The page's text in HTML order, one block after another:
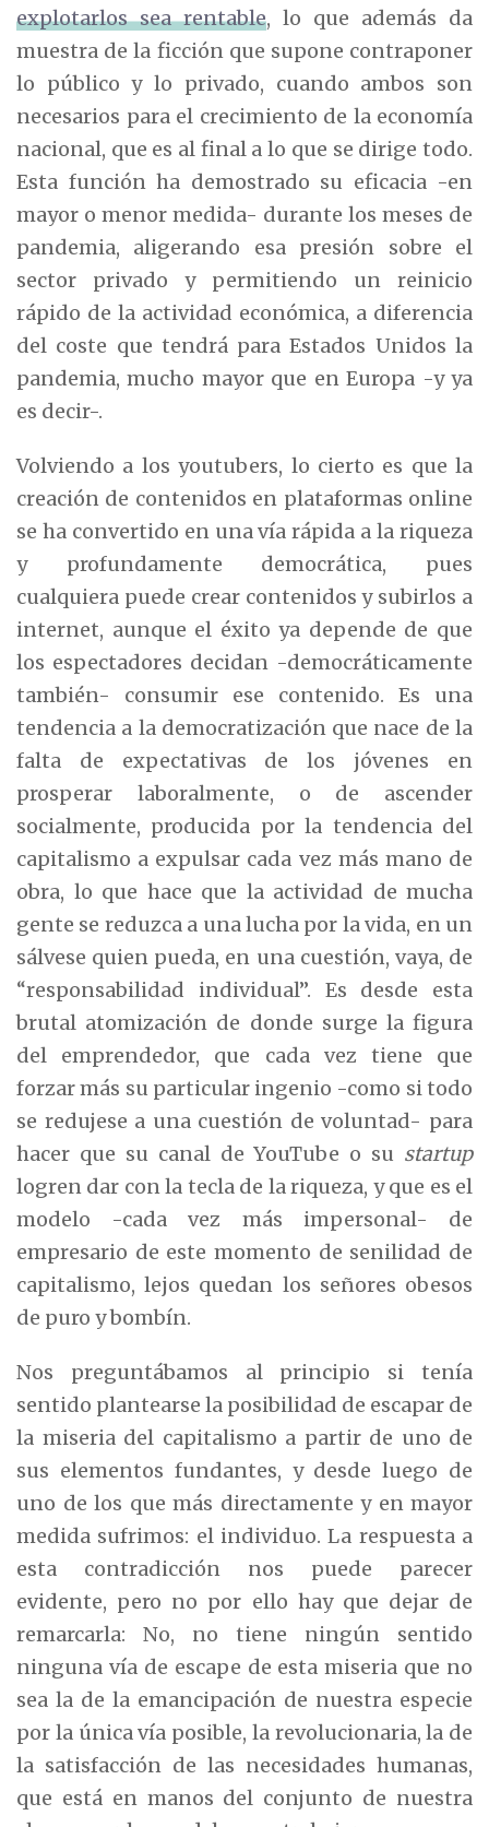
explotarlos sea rentable, lo que además da
muestra de la ficción que supone contraponer
lo público y lo privado, cuando ambos son
necesarios para el crecimiento de la economía
nacional, que es al final a lo que se dirige todo.
Esta función ha demostrado su eficacia -en
mayor o menor medida- durante los meses de
pandemia, aligerando esa presión sobre el
sector privado y permitiendo un reinicio
rápido de la actividad económica, a diferencia
del coste que tendrá para Estados Unidos la
pandemia, mucho mayor que en Europa -y ya
es decir-.
Volviendo a los youtubers, lo cierto es que la
creación de contenidos en plataformas online
se ha convertido en una vía rápida a la riqueza
y profundamente democrática, pues
cualquiera puede crear contenidos y subirlos a
internet, aunque el éxito ya depende de que
los espectadores decidan -democráticamente
también- consumir ese contenido. Es una
tendencia a la democratización que nace de la
falta de expectativas de los jóvenes en
prosperar laboralmente, o de ascender
socialmente, producida por la tendencia del
capitalismo a expulsar cada vez más mano de
obra, lo que hace que la actividad de mucha
gente se reduzca a una lucha por la vida, en un
sálvese quien pueda, en una cuestión, vaya, de
“responsabilidad individual”. Es desde esta
brutal atomización de donde surge la figura
del emprendedor, que cada vez tiene que
forzar más su particular ingenio -como si todo
se redujese a una cuestión de voluntad- para
hacer que su canal de YouTube o su startup
logren dar con la tecla de la riqueza, y que es el
modelo -cada vez más impersonal- de
empresario de este momento de senilidad de
capitalismo, lejos quedan los señores obesos
de puro y bombín.
Nos preguntábamos al principio si tenía
sentido plantearse la posibilidad de escapar de
la miseria del capitalismo a partir de uno de
sus elementos fundantes, y desde luego de
uno de los que más directamente y en mayor
medida sufrimos: el individuo. La respuesta a
esta contradicción nos puede parecer
evidente, pero no por ello hay que dejar de
remarcarla: No, no tiene ningún sentido
ninguna vía de escape de esta miseria que no
sea la de la emancipación de nuestra especie
por la única vía posible, la revolucionaria, la de
la satisfacción de las necesidades humanas,
que está en manos del conjunto de nuestra